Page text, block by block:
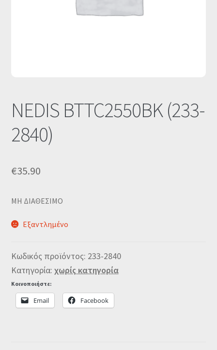
NEDIS BTTC2550BK (233-
2840)
€35.90
MΗ ΔΙΑΘΕΣΙΜΟ
Εξαντλημένο
Κωδικός προϊόντος: 233-2840
Κατηγορία: χωρίς κατηγορία
Κοινοποιήστε:
Email Facebook